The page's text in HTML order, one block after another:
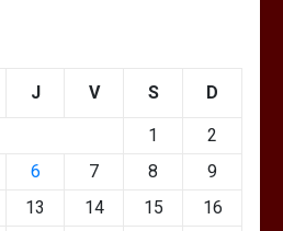
J V S D
1
2
6 7 8
9
13 14 15
16